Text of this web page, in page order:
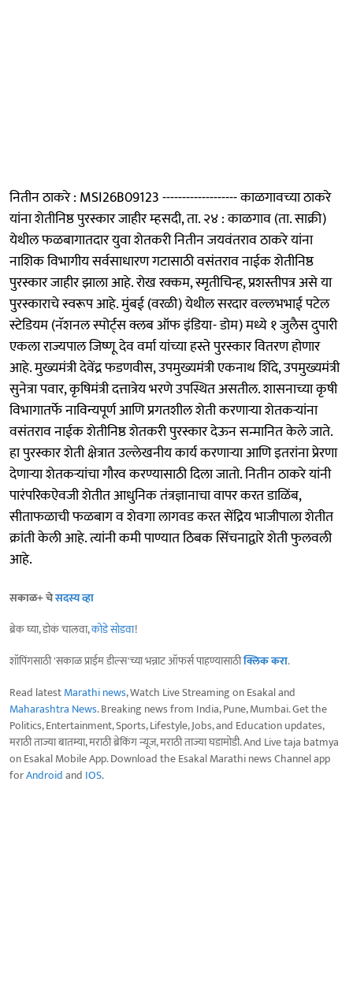
नितीन ठाकरे : MSI26B09123 ------------------- काळगावच्या ठाकरे
यांना शेतीनिष्ठ पुरस्कार जाहीर म्हसदी, ता. २४ : काळगाव (ता. साक्री)
येथील फळबागातदार युवा शेतकरी नितीन जयवंतराव ठाकरे यांना
नाशिक विभागीय सर्वसाधारण गटासाठी वसंतराव नाईक शेतीनिष्ठ
पुरस्कार जाहीर झाला आहे. रोख रक्कम, स्मृतीचिन्ह, प्रशस्तीपत्र असे या
पुरस्काराचे स्वरूप आहे. मुंबई (वरळी) येथील सरदार वल्लभभाई पटेल
स्टेडियम (नॅशनल स्पोर्ट्स क्लब ऑफ इंडिया- डोम) मध्ये १ जुलैस दुपारी
एकला राज्यपाल जिष्णू देव वर्मा यांच्या हस्ते पुरस्कार वितरण होणार
आहे. मुख्यमंत्री देवेंद्र फडणवीस, उपमुख्यमंत्री एकनाथ शिंदे, उपमुख्यमंत्री
सुनेत्रा पवार, कृषिमंत्री दत्तात्रेय भरणे उपस्थित असतील. शासनाच्या कृषी
विभागातर्फे नाविन्यपूर्ण आणि प्रगतशील शेती करणाऱ्या शेतकऱ्यांना
वसंतराव नाईक शेतीनिष्ठ शेतकरी पुरस्कार देऊन सन्मानित केले जाते.
हा पुरस्कार शेती क्षेत्रात उल्लेखनीय कार्य करणाऱ्या आणि इतरांना प्रेरणा
देणाऱ्या शेतकऱ्यांचा गौरव करण्यासाठी दिला जातो. नितीन ठाकरे यांनी
पारंपरिकऐवजी शेतीत आधुनिक तंत्रज्ञानाचा वापर करत डाळिंब,
सीताफळाची फळबाग व शेवगा लागवड करत सेंद्रिय भाजीपाला शेतीत
क्रांती केली आहे. त्यांनी कमी पाण्यात ठिबक सिंचनाद्वारे शेती फुलवली
आहे.
सकाळ+ चेसदस्य व्हा
ब्रेक घ्या, डोकं चालवा,कोडे सोडवा!
शॉपिंगसाठी 'सकाळ प्राईम डील्स'च्या भन्नाट ऑफर्स पाहण्यासाठीक्लिक करा.
Read latestMarathi news, Watch Live Streaming on Esakal and
Maharashtra News. Breaking news from India, Pune, Mumbai. Get the
Politics, Entertainment, Sports, Lifestyle, Jobs, and Education updates,
मराठी ताज्या बातम्या, मराठी ब्रेकिंग न्यूज, मराठी ताज्या घडामोडी. And Live taja batmya
on Esakal Mobile App. Download the Esakal Marathi news Channel app
forAndroidand IOS.